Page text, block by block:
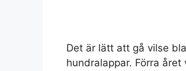
Det är lätt att gå vilse
hundralappar. Förra